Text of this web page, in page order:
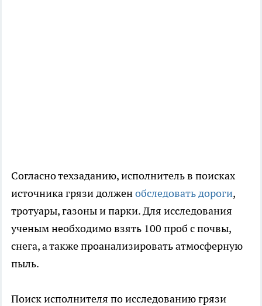
Согласно техзаданию, исполнитель в поисках
источника грязи долженобследовать дороги,
тротуары, газоны и парки. Для исследования
ученым необходимо взять 100 проб с почвы,
снега, а также проанализировать атмосферную
пыль.
Поиск исполнителя по исследованию грязи